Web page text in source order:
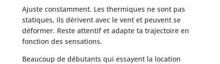
Ajuste constamment. Les thermiques ne sont pas
statiques, ils dérivent avec le vent et peuvent se
déformer. Reste attentif et adapte ta trajectoire en
fonction des sensations.
Beaucoup de débutants qui essayent la location